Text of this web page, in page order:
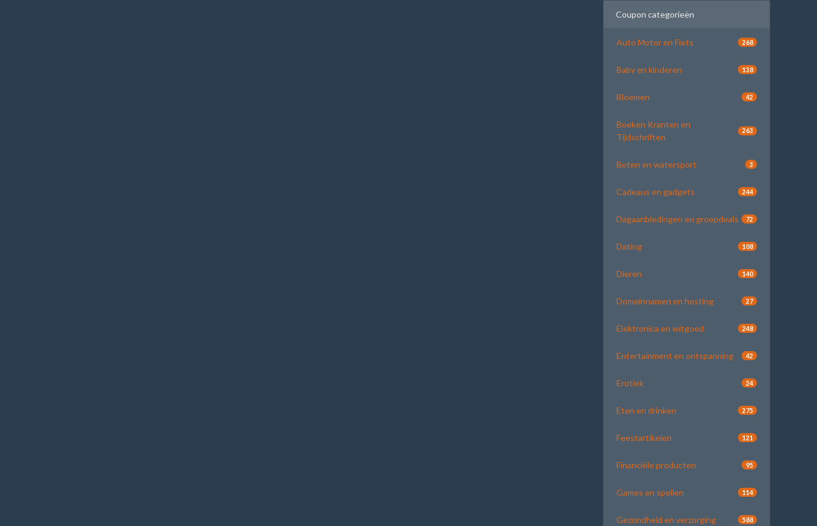
Coupon categorieën
Auto Motor en Fiets 268
Baby en kinderen 138
Bloemen 42
Boeken Kranten en
Tijdschriften
263
Boten en watersport 3
Cadeaus en gadgets 244
Dagaanbiedingen en groepdeals 72
Dating 108
Dieren 140
Domeinnamen en hosting 27
Elektronica en witgoed 248
Entertainment en ontspanning 42
Erotiek 24
Eten en drinken 275
Feestartikelen 121
Financiële producten 95
Games en spellen 114
Gezondheid en verzorging 588